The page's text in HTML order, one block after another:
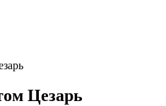
Цезарь